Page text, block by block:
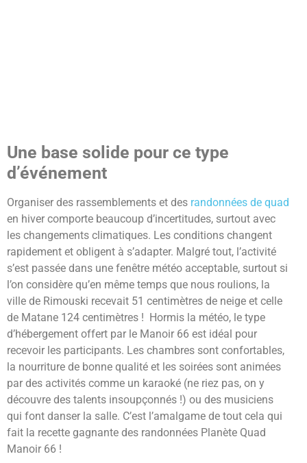
Une base solide pour ce type
d’événement
Organiser des rassemblements et des randonnées de quad
en hiver comporte beaucoup d’incertitudes, surtout avec
les changements climatiques. Les conditions changent
rapidement et obligent à s’adapter. Malgré tout, l’activité
s’est passée dans une fenêtre météo acceptable, surtout si
l’on considère qu’en même temps que nous roulions, la
ville de Rimouski recevait 51 centimètres de neige et celle
de Matane 124 centimètres ! Hormis la météo, le type
d’hébergement offert par le Manoir 66 est idéal pour
recevoir les participants. Les chambres sont confortables,
la nourriture de bonne qualité et les soirées sont animées
par des activités comme un karaoké (ne riez pas, on y
découvre des talents insoupçonnés !) ou des musiciens
qui font danser la salle. C’est l’amalgame de tout cela qui
fait la recette gagnante des randonnées Planète Quad
Manoir 66 !